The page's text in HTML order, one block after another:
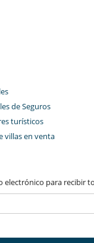
de Seguros
turísticos
villas en venta
electrónico para recibir